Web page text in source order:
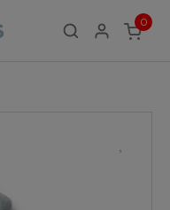
0
ITEMS